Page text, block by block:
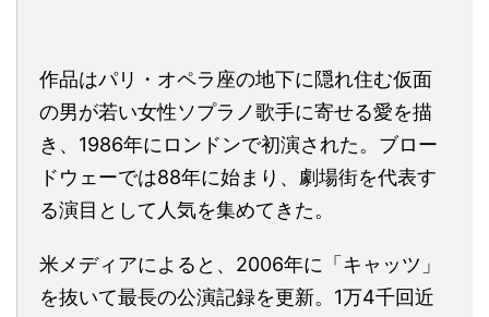
作品はパリ・オペラ座の地下に隠れ住む仮面
の男が若い女性ソプラノ歌手に寄せる愛を描
き、1986年にロンドンで初演された。ブロー
ドウェーでは88年に始まり、劇場街を代表す
る演目として人気を集めてきた。
米メディアによると、2006年に「キャッツ」
を抜いて最長の公演記録を更新。1万4千回近